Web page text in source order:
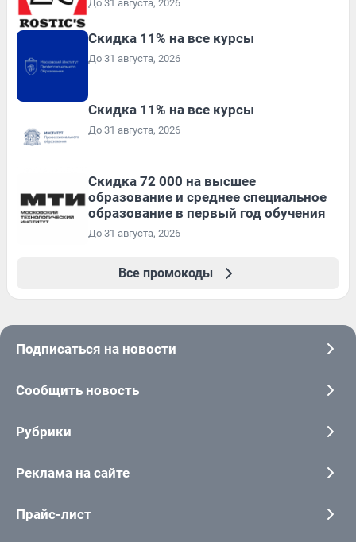
До 31 августа, 2026
Скидка 11% на все курсы
До 31 августа, 2026
Скидка 11% на все курсы
До 31 августа, 2026
Скидка 72 000 на высшее
образование и среднее специальное
образование в первый год обучения
До 31 августа, 2026
Все промокоды